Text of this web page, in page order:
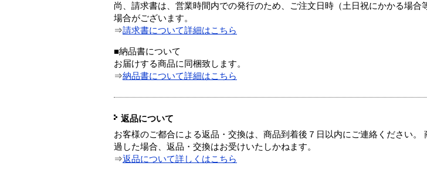
尚、請求書は、営業時間内での発行のため、ご注文日時（土日祝にかかる場
場合がございます。
⇒請求書について詳細はこちら
■納品書について
お届けする商品に同梱致します。
⇒納品書について詳細はこちら
返品について
お客様のご都合による返品・交換は、商品到着後７日以内にご連絡ください
過した場合、返品・交換はお受けいたしかねます。
⇒返品について詳しくはこちら